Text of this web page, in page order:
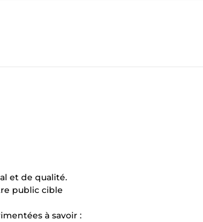
et de qualité.
public cible
à savoir :